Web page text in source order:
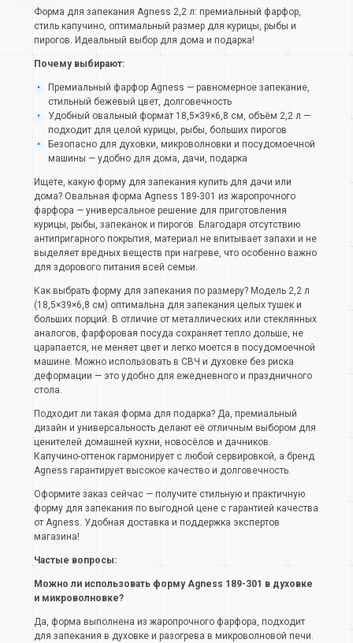
Форма для запекания Agness 2,2 л: премиальный фарфор,
стиль капучино, оптимальный размер для курицы, рыбы и
пирогов. Идеальный выбор для дома и подарка!
Почему выбирают:
Премиальный фарфор Agness — равномерное запекание,
стильный бежевый цвет, долговечность
Удобный овальный формат 18,5×39×6,8 см, объём 2,2 л —
подходит для целой курицы, рыбы, больших пирогов
Безопасно для духовки, микроволновки и посудомоечной
машины — удобно для дома, дачи, подарка
Ищете, какую форму для запекания купить для дачи или
дома? Овальная форма Agness 189-301 из жаропрочного
фарфора — универсальное решение для приготовления
курицы, рыбы, запеканок и пирогов. Благодаря отсутствию
антипригарного покрытия, материал не впитывает запахи и не
выделяет вредных веществ при нагреве, что особенно важно
для здорового питания всей семьи.
Как выбрать форму для запекания по размеру? Модель 2,2 л
(18,5×39×6,8 см) оптимальна для запекания целых тушек и
больших порций. В отличие от металлических или стеклянных
аналогов, фарфоровая посуда сохраняет тепло дольше, не
царапается, не меняет цвет и легко моется в посудомоечной
машине. Можно использовать в СВЧ и духовке без риска
деформации — это удобно для ежедневного и праздничного
стола.
Подходит ли такая форма для подарка? Да, премиальный
дизайн и универсальность делают её отличным выбором для
ценителей домашней кухни, новосёлов и дачников.
Капучино-оттенок гармонирует с любой сервировкой, а бренд
Agness гарантирует высокое качество и долговечность.
Оформите заказ сейчас — получите стильную и практичную
форму для запекания по выгодной цене с гарантией качества
от Agness. Удобная доставка и поддержка экспертов
магазина!
Частые вопросы:
Можно ли использовать форму Agness 189-301 в духовке
и микроволновке?
Да, форма выполнена из жаропрочного фарфора, подходит
для запекания в духовке и разогрева в микроволновой печи.